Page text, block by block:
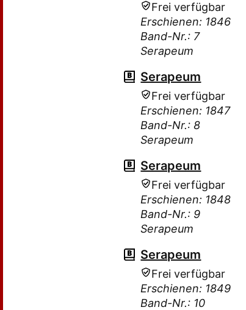
Frei verfügbar
Erschienen: 1846
Band-Nr.: 7
Serapeum
Serapeum
Frei verfügbar
Erschienen: 1847
Band-Nr.: 8
Serapeum
Serapeum
Frei verfügbar
Erschienen: 1848
Band-Nr.: 9
Serapeum
Serapeum
Frei verfügbar
Erschienen: 1849
Band-Nr.: 10